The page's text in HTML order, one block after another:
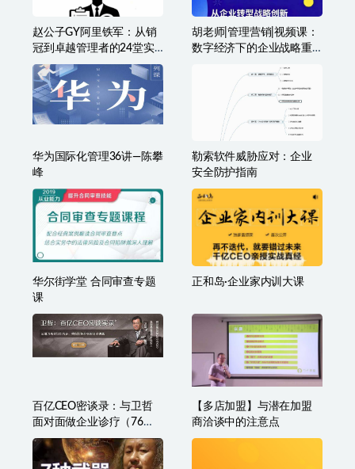
赵公子GY阿里铁军：从销
冠到卓越管理者的24堂实
战课
胡老师|管理营销|视频课：
数字经济下的企业战略重
华为国际化管理36讲—陈攀
峰
勒索软件威胁应对：企业
安全防护指南
华尔街学堂 合同审查专题
课
正和岛·企业家内训大课
百亿CEO密谈录：与卫哲
面对面做企业诊疗（76
节）
【多店加盟】与潜在加盟
商洽谈中的注意点